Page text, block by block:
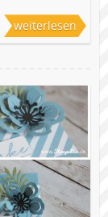
weiterlesen